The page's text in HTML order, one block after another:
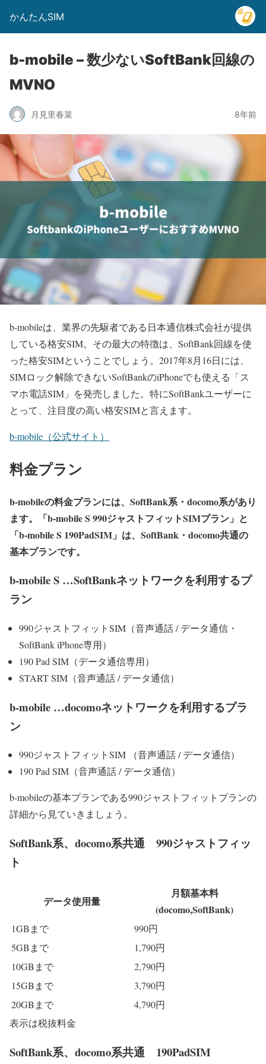
かんたんSIM
b-mobile – 数少ないSoftBank回線の
MVNO
月見里春菜 8年前
b-mobileは、業界の先駆者である日本通信株式会社が提供
している格安SIM。その最大の特徴は、SoftBank回線を使
った格安SIMということでしょう。2017年8月16日には、
SIMロック解除できないSoftBankのiPhoneでも使える「ス
マホ電話SIM」を発売しました。特にSoftBankユーザーに
とって、注目度の高い格安SIMと言えます。
b-mobile（公式サイト）
料金プラン
b-mobileの料金プランには、SoftBank系・docomo系があり
ます。「b-mobile S 990ジャストフィットSIMプラン」と
「b-mobile S 190PadSIM」は、SoftBank・docomo共通の
基本プランです。
b-mobile S …SoftBankネットワークを利用するプ
ラン
990ジャストフィットSIM（音声通話 / データ通信・
SoftBank iPhone専用）
190 Pad SIM（データ通信専用）
START SIM（音声通話 / データ通信）
b-mobile …docomoネットワークを利用するプラ
ン
990ジャストフィットSIM （音声通話 / データ通信）
190 Pad SIM（音声通話 / データ通信）
b-mobileの基本プランである990ジャストフィットプランの
詳細から見ていきましょう。
SoftBank系、docomo系共通 990ジャストフィッ
ト
データ使用量
月額基本料
(docomo,SoftBank)
1GBまで
990円
5GBまで
1,790円
10GBまで
2,790円
15GBまで
3,790円
20GBまで
4,790円
表示は税抜料金
SoftBank系、docomo系共通 190PadSIM